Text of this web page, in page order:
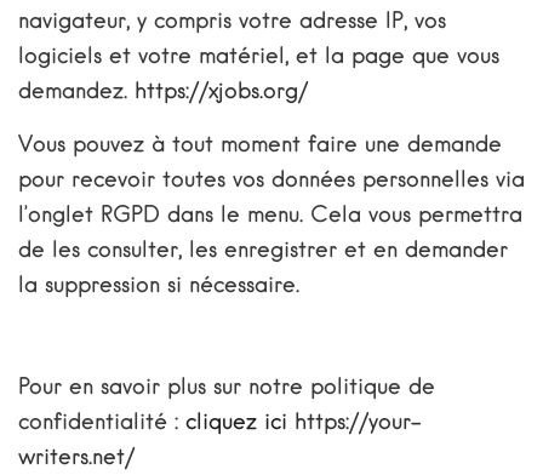
navigateur, y compris votre adresse IP, vos
logiciels et votre matériel, et la page que vous
demandez. https://xjobs.org/
Vous pouvez à tout moment faire une demande
pour recevoir toutes vos données personnelles via
l’onglet RGPD dans le menu. Cela vous permettra
de les consulter, les enregistrer et en demander
la suppression si nécessaire.
Pour en savoir plus sur notre politique de
confidentialité : cliquez ici https://your-
writers.net/